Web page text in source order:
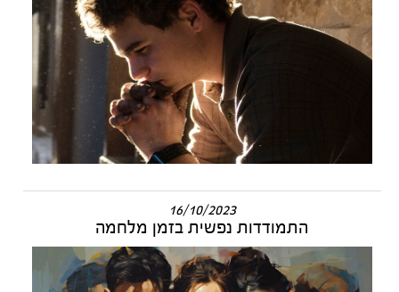
16/10/2023
התמודדות נפשית בזמן מלחמה